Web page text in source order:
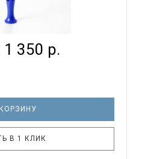
- БЛОКФЛЕЙТА СОПРАНО
СИС...
1 350 р.
В 1 КЛИК